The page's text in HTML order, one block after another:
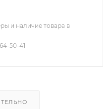
и наличие товара в
50-41